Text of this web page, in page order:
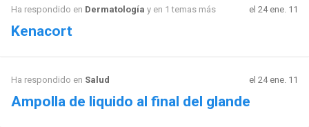
Ha respondido en Dermatología y en 1 temas más el 24 ene. 11
Kenacort
Ha respondido en Salud el 24 ene. 11
Ampolla de liquido al final del glande